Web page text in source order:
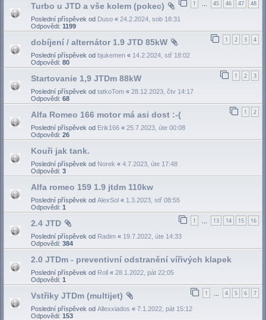
1 45 46 47 48
Turbo u JTD a vše kolem (pokec)
Poslední příspěvek od Duso « 24.2.2024, sob 18:31
Odpovědi: 1199
1 2 3 4
dobíjení / alternátor 1.9 JTD 85kW
Poslední příspěvek od bjukemen « 14.2.2024, stř 18:02
Odpovědi: 80
1 2 3
Startovanie 1,9 JTDm 88kW
Poslední příspěvek od tatkoTom « 28.12.2023, čtv 14:17
Odpovědi: 68
1 2
Alfa Romeo 166 motor má asi dost :-(
Poslední příspěvek od Erik166 « 25.7.2023, úte 00:08
Odpovědi: 26
Kouři jak tank.
Poslední příspěvek od Norek « 4.7.2023, úte 17:48
Odpovědi: 3
Alfa romeo 159 1.9 jtdm 110kw
Poslední příspěvek od AlexSol « 1.3.2023, stř 08:55
Odpovědi: 1
1 13 14 15 16
2.4 JTD
Poslední příspěvek od Radim « 19.7.2022, úte 14:33
Odpovědi: 384
2.0 JTDm - preventivní odstranění vířivých klapek
Poslední příspěvek od Roll « 28.1.2022, pát 22:05
Odpovědi: 1
1 4 5 6 7
Vstřiky JTDm (multijet)
Poslední příspěvek od Allexxiados « 7.1.2022, pát 15:12
Odpovědi: 153